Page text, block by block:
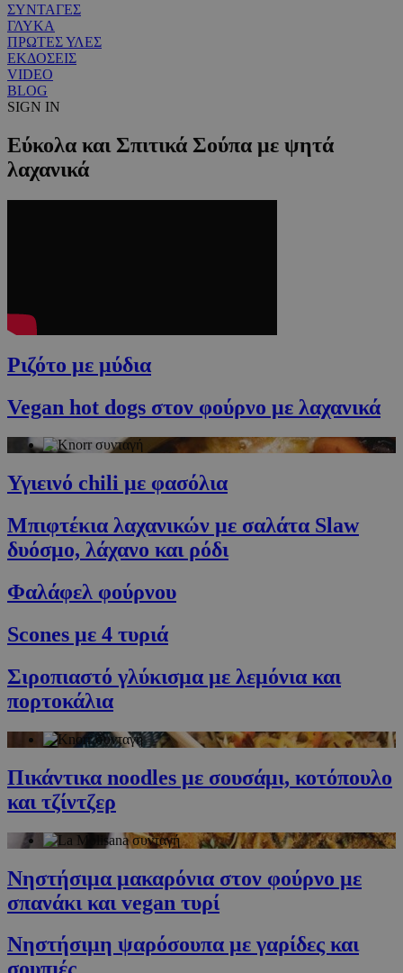
ΣΥΝΤΑΓΕΣ
ΓΛΥΚΑ
ΠΡΩΤΕΣ ΥΛΕΣ
ΕΚΔΟΣΕΙΣ
VIDEO
BLOG
SIGN IN
Εύκολα και Σπιτικά Σούπα με ψητά
λαχανικά
Ριζότο με μύδια
Vegan hot dogs στον φούρνο με λαχανικά
Υγιεινό chili με φασόλια
Μπιφτέκια λαχανικών με σαλάτα Slaw
δυόσμο, λάχανο και ρόδι
Φαλάφελ φούρνου
Scones με 4 τυριά
Σιροπιαστό γλύκισμα με λεμόνια και
πορτοκάλια
Πικάντικα noodles με σουσάμι, κοτόπουλο
και τζίντζερ
Νηστήσιμα μακαρόνια στον φούρνο με
σπανάκι και vegan τυρί
Νηστήσιμη ψαρόσουπα με γαρίδες και